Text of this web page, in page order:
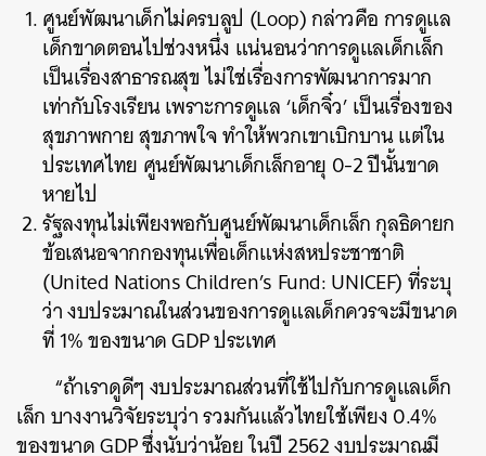
ศูนย์พัฒนาเด็กไม่ครบลูป (Loop) กล่าวคือ การดูแล
เด็กขาดตอนไปช่วงหนึ่ง แน่นอนว่าการดูแลเด็กเล็ก
เป็นเรื่องสาธารณสุข ไม่ใช่เรื่องการพัฒนาการมาก
เท่ากับโรงเรียน เพราะการดูแล ‘เด็กจิ๋ว’ เป็นเรื่องของ
สุขภาพกาย สุขภาพใจ ทำให้พวกเขาเบิกบาน แต่ใน
ประเทศไทย ศูนย์พัฒนาเด็กเล็กอายุ 0-2 ปีนั้นขาด
หายไป
รัฐลงทุนไม่เพียงพอกับศูนย์พัฒนาเด็กเล็ก กุลธิดายก
ข้อเสนอจากกองทุนเพื่อเด็กแห่งสหประชาชาติ
(United Nations Children’s Fund: UNICEF) ที่ระบุ
ว่า งบประมาณในส่วนของการดูแลเด็กควรจะมีขนาด
ที่ 1% ของขนาด GDP ประเทศ
“ถ้าเราดูดีๆ งบประมาณส่วนที่ใช้ไปกับการดูแลเด็ก
เล็ก บางงานวิจัยระบุว่า รวมกันแล้วไทยใช้เพียง 0.4%
ของขนาด GDP ซึ่งนับว่าน้อย ในปี 2562 งบประมาณมี